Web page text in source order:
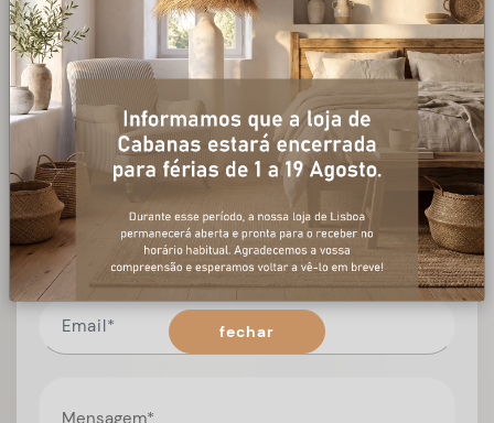
+ informações
Preencha o formulário, e num curto espaço de tempo,
temos respostas para todas as suas questões.
fechar